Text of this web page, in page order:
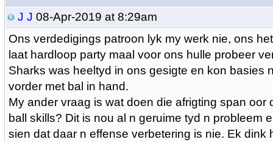
J J 08-Apr-2019 at 8:29am
Ons verdedigings patroon lyk my werk nie, ons
laat hardloop party maal voor ons hulle probeer
Sharks was heeltyd in ons gesigte en kon basies
vorder met bal in hand.
My ander vraag is wat doen die afrigting span oor
ball skills? Dit is nou al n geruime tyd n probleem
sien dat daar n effense verbetering is nie. Ek dink